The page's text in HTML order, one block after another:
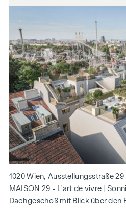
1020 Wien, Ausstellungsstraße 29
MAISON 29 - L'art de vivre |
Dachgeschoß mit Blick über den